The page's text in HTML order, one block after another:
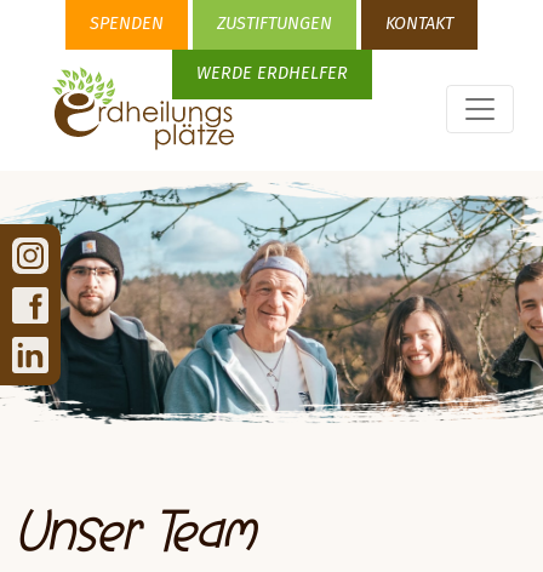
SPENDEN ZUSTIFTUNGEN KONTAKT
WERDE ERDHELFER
Unser Team